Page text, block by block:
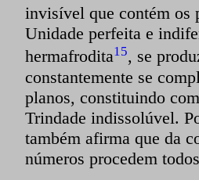
invisível que contém os
Unidade perfeita e
hermafrodita15, se
constantemente se
planos, constituindo
Trindade indissolúvel.
também afirma que da
números procedem